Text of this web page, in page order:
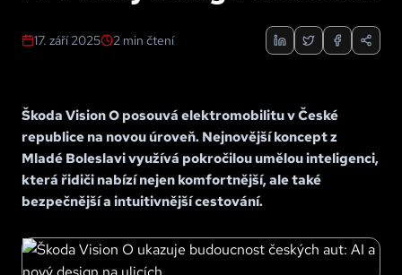
17. září 2025 2 min čtení
Škoda Vision O posouvá elektromobilitu v České
republice na novou úroveň. Nejnovější koncept z
Mladé Boleslavi využívá pokročilou umělou inteligenci,
která řidiči nabízí nejen komfortnější, ale také
bezpečnější a intuitivnější cestování.